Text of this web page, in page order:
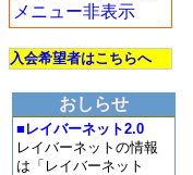
メニュー非表示
入会希望者はこちらへ
おしらせ
■レイバーネット2.0
レイバーネットの情報
は「レイバーネット